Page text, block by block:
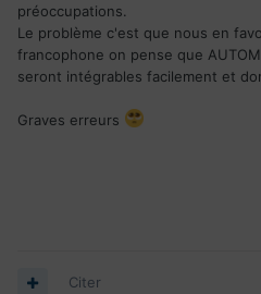
préoccupations.
Le problème c'est que nous en
francophone on pense que
seront intégrables facilement et
Graves erreurs
Citer